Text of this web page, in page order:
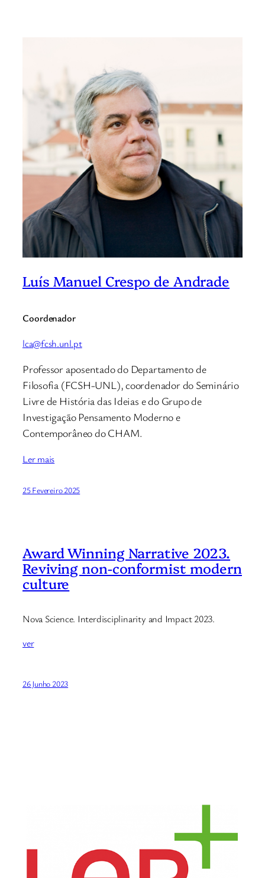
Luís Manuel Crespo de Andrade
Coordenador
lca@fcsh.unl.pt
Professor aposentado do Departamento de
Filosofia (FCSH-UNL), coordenador do Seminário
Livre de História das Ideias e do Grupo de
Investigação Pensamento Moderno e
Contemporâneo do CHAM.
Ler mais
25 Fevereiro 2025
Award Winning Narrative 2023.
Reviving non-conformist modern
culture
Nova Science. Interdisciplinarity and Impact 2023.
ver
26 Junho 2023